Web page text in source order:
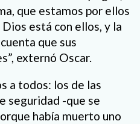
que estamos por ellos
está con ellos, y la
que sus
externó Oscar.
a todos: los de las
seguridad -que se
había muerto uno